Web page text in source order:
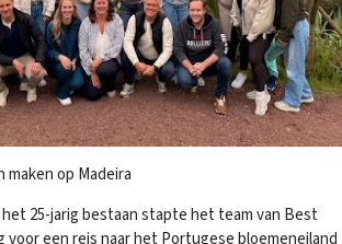
maken op Madeira
25-jarig bestaan stapte het team van Best